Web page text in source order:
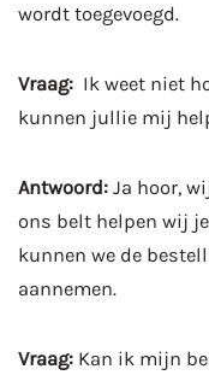
wordt toegevoegd.
Vraag: Ik weet niet
kunnen jullie mij
Antwoord: Ja hoor,
ons belt helpen wij
kunnen we de
aannemen.
Vraag: Kan ik mijn